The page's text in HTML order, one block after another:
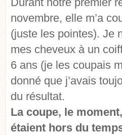
novembre, elle m’a
(juste les pointes). Je
mes cheveux à un
6 ans (je les coupais
donné que j’avais
du résultat.
La coupe, le
étaient hors du